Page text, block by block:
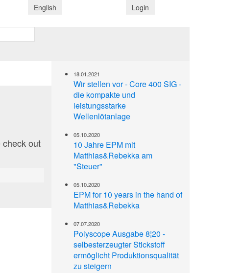
English Login
out
18.01.2021
Wir stellen vor - Core 400 SIG -
die kompakte und
leistungsstarke
Wellenlötanlage
05.10.2020
10 Jahre EPM mit
Matthias&Rebekka am
"Steuer"
05.10.2020
EPM for 10 years in the hand of
Matthias&Rebekka
07.07.2020
Polyscope Ausgabe 8¦20 -
selbesterzeugter Stickstoff
ermöglicht Produktionsqualität
zu steigern